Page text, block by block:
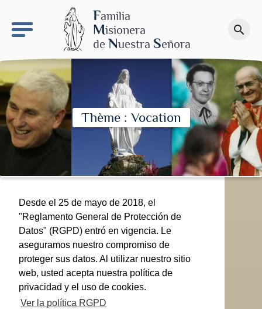
Familia
Misionera
de Nuestra Señora
search
El proyecto de Nuestra Señora de las Nieves
Haz una donación
Thème : Vocation
Desde el 25 de mayo de 2018, el
"Reglamento General de Protección de
Datos" (RGPD) entró en vigencia. Le
aseguramos nuestro compromiso de
proteger sus datos. Al utilizar nuestro sitio
web, usted acepta nuestra política de
privacidad y el uso de cookies.
Ver la política RGPD